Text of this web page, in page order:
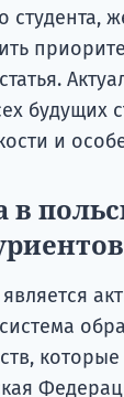
студента,
будущих
и
в